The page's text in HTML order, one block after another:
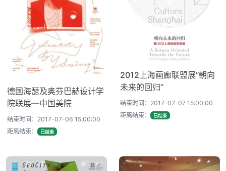
德国海瑟及奥芬巴赫设计学
院联展—中国美院
结束时间：2017-07-06 15:00:00
距离结束：
已结束
2012上海画廊联盟展“朝向
未来的回归”
结束时间：2017-07-07 15:00:00
距离结束：
已结束